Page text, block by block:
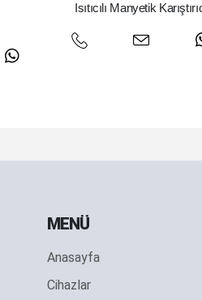
Isıtıcılı Manyetik
MENÜ
Anasayfa
Cihazlar